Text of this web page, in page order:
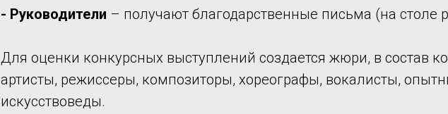
- Руководители – получают благодарственные письма (на столе
Для оценки конкурсных выступлений создается жюри, в состав
артисты, режиссеры, композиторы, хореографы, вокалисты,
искусствоведы.